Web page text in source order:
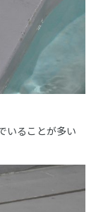
いることが多い